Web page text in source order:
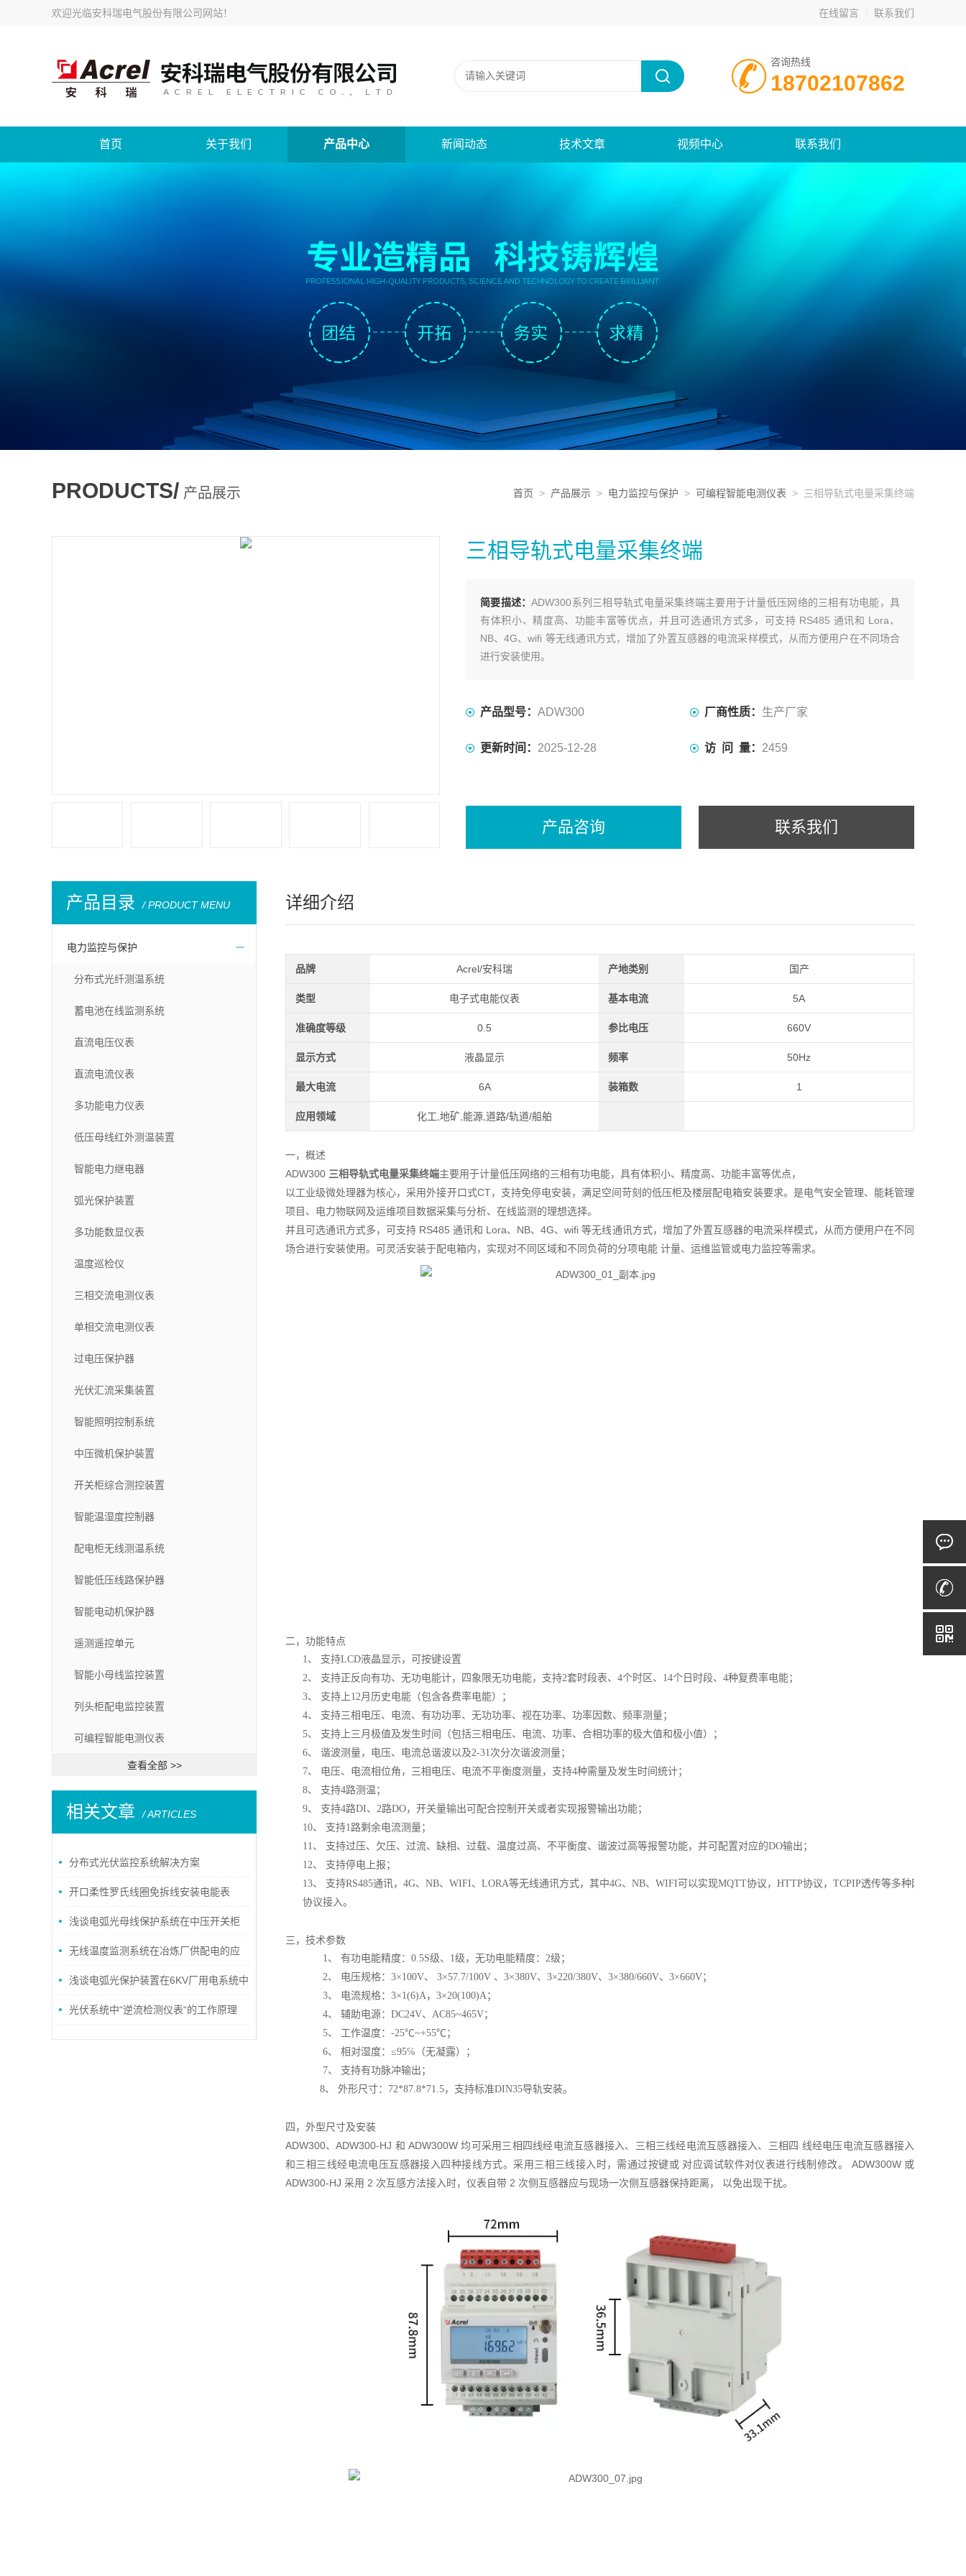
欢迎光临安科瑞电气股份有限公司网站！ 在线留言 联系我们
咨询热线
18702107862
首页 关于我们 产品中心 新闻动态 技术文章 视频中心 联系我们
PRODUCTS/ 产品展示 首页 > 产品展示 > 电力监控与保护 > 可编程智能电测仪表 > 三相导轨式电量采集终端
三相导轨式电量采集终端
简要描述：ADW300系列三相导轨式电量采集终端主要用于计量低压网络的三相有功电能，具
有体积小、精度高、功能丰富等优点，并且可选通讯方式多，可支持 RS485 通讯和 Lora、
NB、4G、wifi 等无线通讯方式，增加了外置互感器的电流采样模式，从而方便用户在不同场合
进行安装使用。
产品型号： ADW300 厂商性质： 生产厂家
更新时间： 2025-12-28 访 问 量： 2459
产品咨询 联系我们
产品目录 / PRODUCT MENU
电力监控与保护
分布式光纤测温系统
蓄电池在线监测系统
直流电压仪表
直流电流仪表
多功能电力仪表
低压母线红外测温装置
智能电力继电器
弧光保护装置
多功能数显仪表
温度巡检仪
三相交流电测仪表
单相交流电测仪表
过电压保护器
光伏汇流采集装置
智能照明控制系统
中压微机保护装置
开关柜综合测控装置
智能温湿度控制器
配电柜无线测温系统
智能低压线路保护器
智能电动机保护器
遥测遥控单元
智能小母线监控装置
列头柜配电监控装置
可编程智能电测仪表
查看全部 >>
相关文章 / ARTICLES
分布式光伏监控系统解决方案
开口柔性罗氏线圈免拆线安装电能表
浅谈电弧光母线保护系统在中压开关柜
的应用
无线温度监测系统在冶炼厂供配电的应
用 浅谈电弧光保护装置在6KV厂用电系统中
的应用与选型
光伏系统中“逆流检测仪表“的工作原理
详细介绍
品牌 Acrel/安科瑞 产地类别 国产
类型 电子式电能仪表 基本电流 5A
准确度等级 0.5 参比电压 660V
显示方式 液晶显示 频率 50Hz
最大电流 6A 装箱数 1
应用领域 化工,地矿,能源,道路/轨道/船舶
一，概述
ADW300 三相导轨式电量采集终端主要用于计量低压网络的三相有功电能，具有体积小、精度高、功能丰富等优点，
以工业级微处理器为核心，采用外接开口式CT，支持免停电安装，满足空间苛刻的低压柜及楼层配电箱安装要求。是电气安全管理、能耗管理
项目、电力物联网及运维项目数据采集与分析、在线监测的理想选择。
并且可选通讯方式多，可支持 RS485 通讯和 Lora、NB、4G、wifi 等无线通讯方式，增加了外置互感器的电流采样模式，从而方便用户在不同
场合进行安装使用。可灵活安装于配电箱内，实现对不同区域和不同负荷的分项电能 计量、运维监管或电力监控等需求。
二，功能特点
1、 支持LCD液晶显示，可按键设置
2、 支持正反向有功、无功电能计，四象限无功电能，支持2套时段表、4个时区、14个日时段、4种复费率电能；
3、 支持上12月历史电能（包含各费率电能）；
4、 支持三相电压、电流、有功功率、无功功率、视在功率、功率因数、频率测量；
5、 支持上三月极值及发生时间（包括三相电压、电流、功率、合相功率的极大值和极小值）；
6、 谐波测量，电压、电流总谐波以及2-31次分次谐波测量；
7、 电压、电流相位角，三相电压、电流不平衡度测量，支持4种需量及发生时间统计；
8、 支持4路测温；
9、 支持4路DI、2路DO， 开关量输出可配合控制开关或者实现报警输出功能；
10、 支持1路剩余电流测量；
11、 支持过压、欠压、过流、缺相、过载、温度过高、不平衡度、谐波过高等报警功能，并可配置对应的DO输出；
12、 支持停电上报；
13、 支持RS485通讯，4G、NB、WIFI、LORA等无线通讯方式，其中4G、NB、WIFI可以实现MQTT协议，HTTP协议，TCPIP透传等多种网络
协议接入。
三，技术参数
1、 有功电能精度： 0.5S级、1级，无功电能精度：2级；
2、 电压规格： 3×100V、 3×57.7/100V 、3×380V、3×220/380V、3×380/660V、3×660V；
3、 电流规格： 3×1(6)A，3×20(100)A；
4、 辅助电源： DC24V、AC85~465V；
5、 工作温度： -25℃~+55℃；
6、 相对湿度： ≤95℅（无凝露）；
7、 支持有功脉冲输出；
8、 外形尺寸： 72*87.8*71.5，支持标准DIN35导轨安装。
四，外型尺寸及安装
ADW300、ADW300-HJ 和 ADW300W 均可采用三相四线经电流互感器接入、三相三线经电流互感器接入、三相四 线经电压电流互感器接入
和三相三线经电流电压互感器接入四种接线方式。采用三相三线接入时，需通过按键或 对应调试软件对仪表进行线制修改。 ADW300W 或
ADW300-HJ 采用 2 次互感方法接入时，仪表自带 2 次侧互感器应与现场一次侧互感器保持距离， 以免出现干扰。